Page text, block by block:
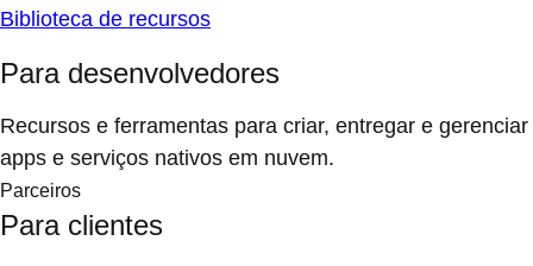
Biblioteca de recursos
Para desenvolvedores
Recursos e ferramentas para criar, entregar e gerenciar
apps e serviços nativos em nuvem.
Parceiros
Para clientes